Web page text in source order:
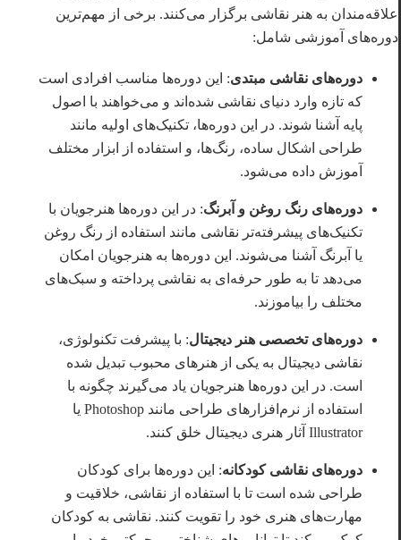
علاقه‌مندان به هنر نقاشی برگزار می‌کنند. برخی از مهم‌ترین
دوره‌های آموزشی شامل:
دوره‌های نقاشی مبتدی: این دوره‌ها مناسب افرادی است
که تازه وارد دنیای نقاشی شده‌اند و می‌خواهند با اصول
پایه آشنا شوند. در این دوره‌ها، تکنیک‌های اولیه مانند
طراحی اشکال ساده، رنگ‌ها، و استفاده از ابزار مختلف
آموزش داده می‌شود.
دوره‌های رنگ روغن و آبرنگ: در این دوره‌ها هنرجویان با
تکنیک‌های پیشرفته‌تر نقاشی مانند استفاده از رنگ روغن
یا آبرنگ آشنا می‌شوند. این دوره‌ها به هنرجویان امکان
می‌دهد تا به طور حرفه‌ای به نقاشی پرداخته و سبک‌های
مختلف را بیاموزند.
دوره‌های تخصصی هنر دیجیتال: با پیشرفت تکنولوژی،
نقاشی دیجیتال به یکی از هنرهای محبوب تبدیل شده
است. در این دوره‌ها هنرجویان یاد می‌گیرند چگونه با
استفاده از نرم‌افزارهای طراحی مانند Photoshop یا
Illustrator آثار هنری دیجیتال خلق کنند.
دوره‌های نقاشی کودکانه: این دوره‌ها برای کودکان
طراحی شده است تا با استفاده از نقاشی، خلاقیت و
مهارت‌های هنری خود را تقویت کنند. نقاشی به کودکان